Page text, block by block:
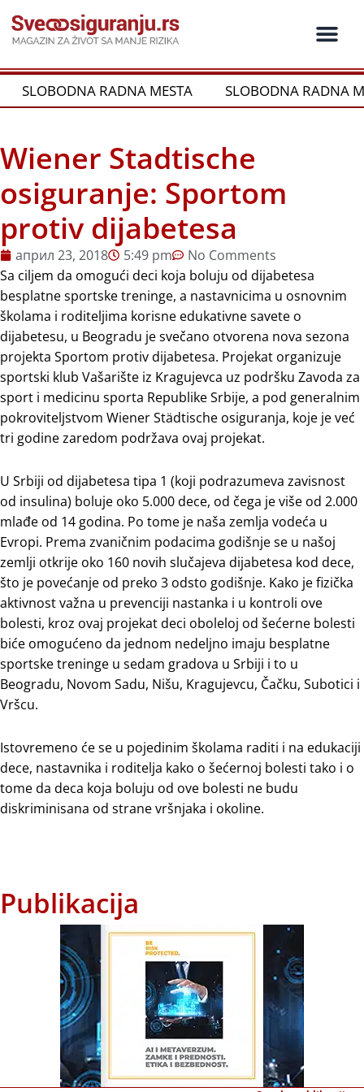
на
садржај
SLOBODNA RADNA MESTA SLOBODNA RADNA
Wiener Stadtische
osiguranje: Sportom
protiv dijabetesa
април 23, 2018 5:49 pm
No Comments
Sa ciljem da omogući deci koja boluju od dijabetesa
besplatne sportske treninge, a nastavnicima u osnovnim
školama i roditeljima korisne edukativne savete o
dijabetesu, u Beogradu je svečano otvorena nova sezona
projekta Sportom protiv dijabetesa. Projekat organizuje
sportski klub Vašarište iz Kragujevca uz podršku Zavoda za
sport i medicinu sporta Republike Srbije, a pod generalnim
pokroviteljstvom Wiener Städtische osiguranja, koje je već
tri godine zaredom podržava ovaj projekat.
U Srbiji od dijabetesa tipa 1 (koji podrazumeva zavisnost
od insulina) boluje oko 5.000 dece, od čega je više od 2.000
mlađe od 14 godina. Po tome je naša zemlja vodeća u
Evropi. Prema zvaničnim podacima godišnje se u našoj
zemlji otkrije oko 160 novih slučajeva dijabetesa kod dece,
što je povećanje od preko 3 odsto godišnje. Kako je fizička
aktivnost važna u prevenciji nastanka i u kontroli ove
bolesti, kroz ovaj projekat deci oboleloj od šećerne bolesti
biće omogućeno da jednom nedeljno imaju besplatne
sportske treninge u sedam gradova u Srbiji i to u
Beogradu, Novom Sadu, Nišu, Kragujevcu, Čačku, Subotici i
Vršcu.
Istovremeno će se u pojedinim školama raditi i na edukaciji
dece, nastavnika i roditelja kako o šećernoj bolesti tako i o
tome da deca koja boluju od ove bolesti ne budu
diskriminisana od strane vršnjaka i okoline.
Publikacija